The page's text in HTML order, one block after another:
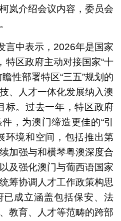
岚介绍会议内容，委员会
言中表示，2026年是国家
特区政府主动对接国家“十
性部署特区“三五”规划的
、人才一体化发展纳入澳
标。过去一年，特区政府
，为澳门缔造更佳的“引
环境和空间，包括推出第
加强与和横琴粤澳深度合
及强化澳门与葡西语国家
筹协调人才工作政策构思
成立涵盖包括保安、法
教育、人才等范畴的跨部